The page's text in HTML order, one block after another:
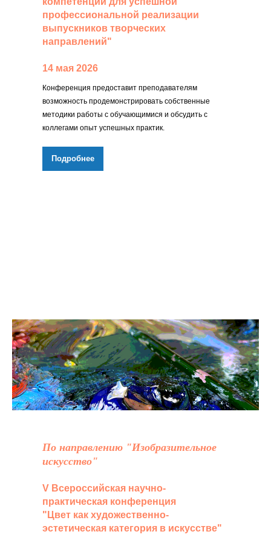
профессиональной реализации
выпускников творческих
направлений"
14 мая 2026
Конференция предоставит преподавателям
возможность продемонстрировать собственные
методики работы с обучающимися и обсудить с
коллегами опыт успешных практик.
Подробнее
По направлению "Изобразительное
искусство"
V Всероссийская научно-
практическая конференция
"Цвет как художественно-
эстетическая категория в искусстве"